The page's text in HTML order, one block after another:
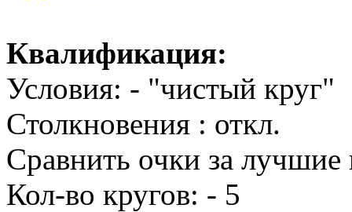
Квалификация:
Условия: - "чистый круг"
Столкновения : откл.
Сравнить очки за лучшие
Кол-во кругов: - 5